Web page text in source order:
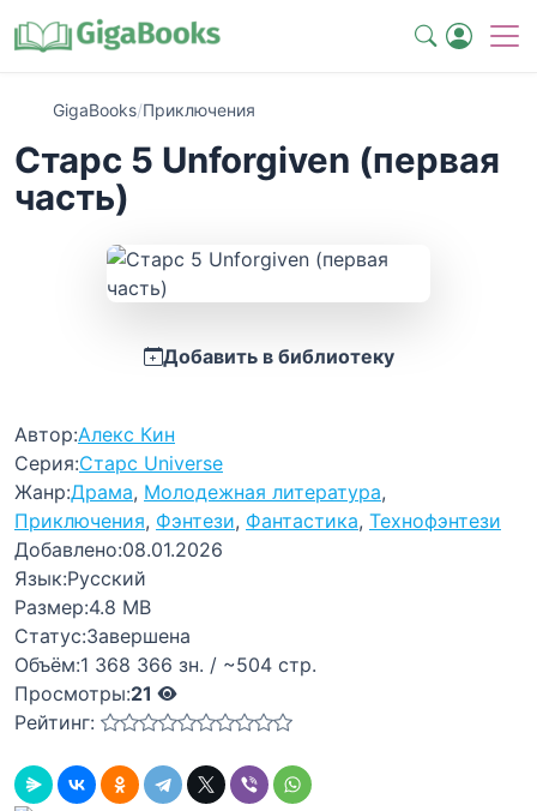
GigaBooks/Приключения
Старс 5 Unforgiven (первая
часть)
Добавить в библиотеку
Автор:Алекс Кин
Серия:Старс Universe
Жанр:Драма, Молодежная литература,
Приключения, Фэнтези, Фантастика, Технофэнтези
Добавлено:08.01.2026
Язык:Русский
Размер:4.8 MB
Статус:Завершена
Объём:1 368 366 зн. / ~504 стр.
Просмотры:21
Рейтинг: